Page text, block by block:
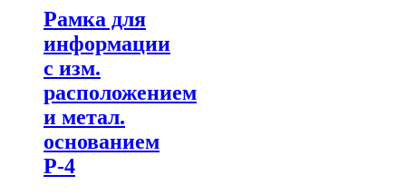
Рамка для
информации
с изм.
расположением
и метал.
основанием
Р-4